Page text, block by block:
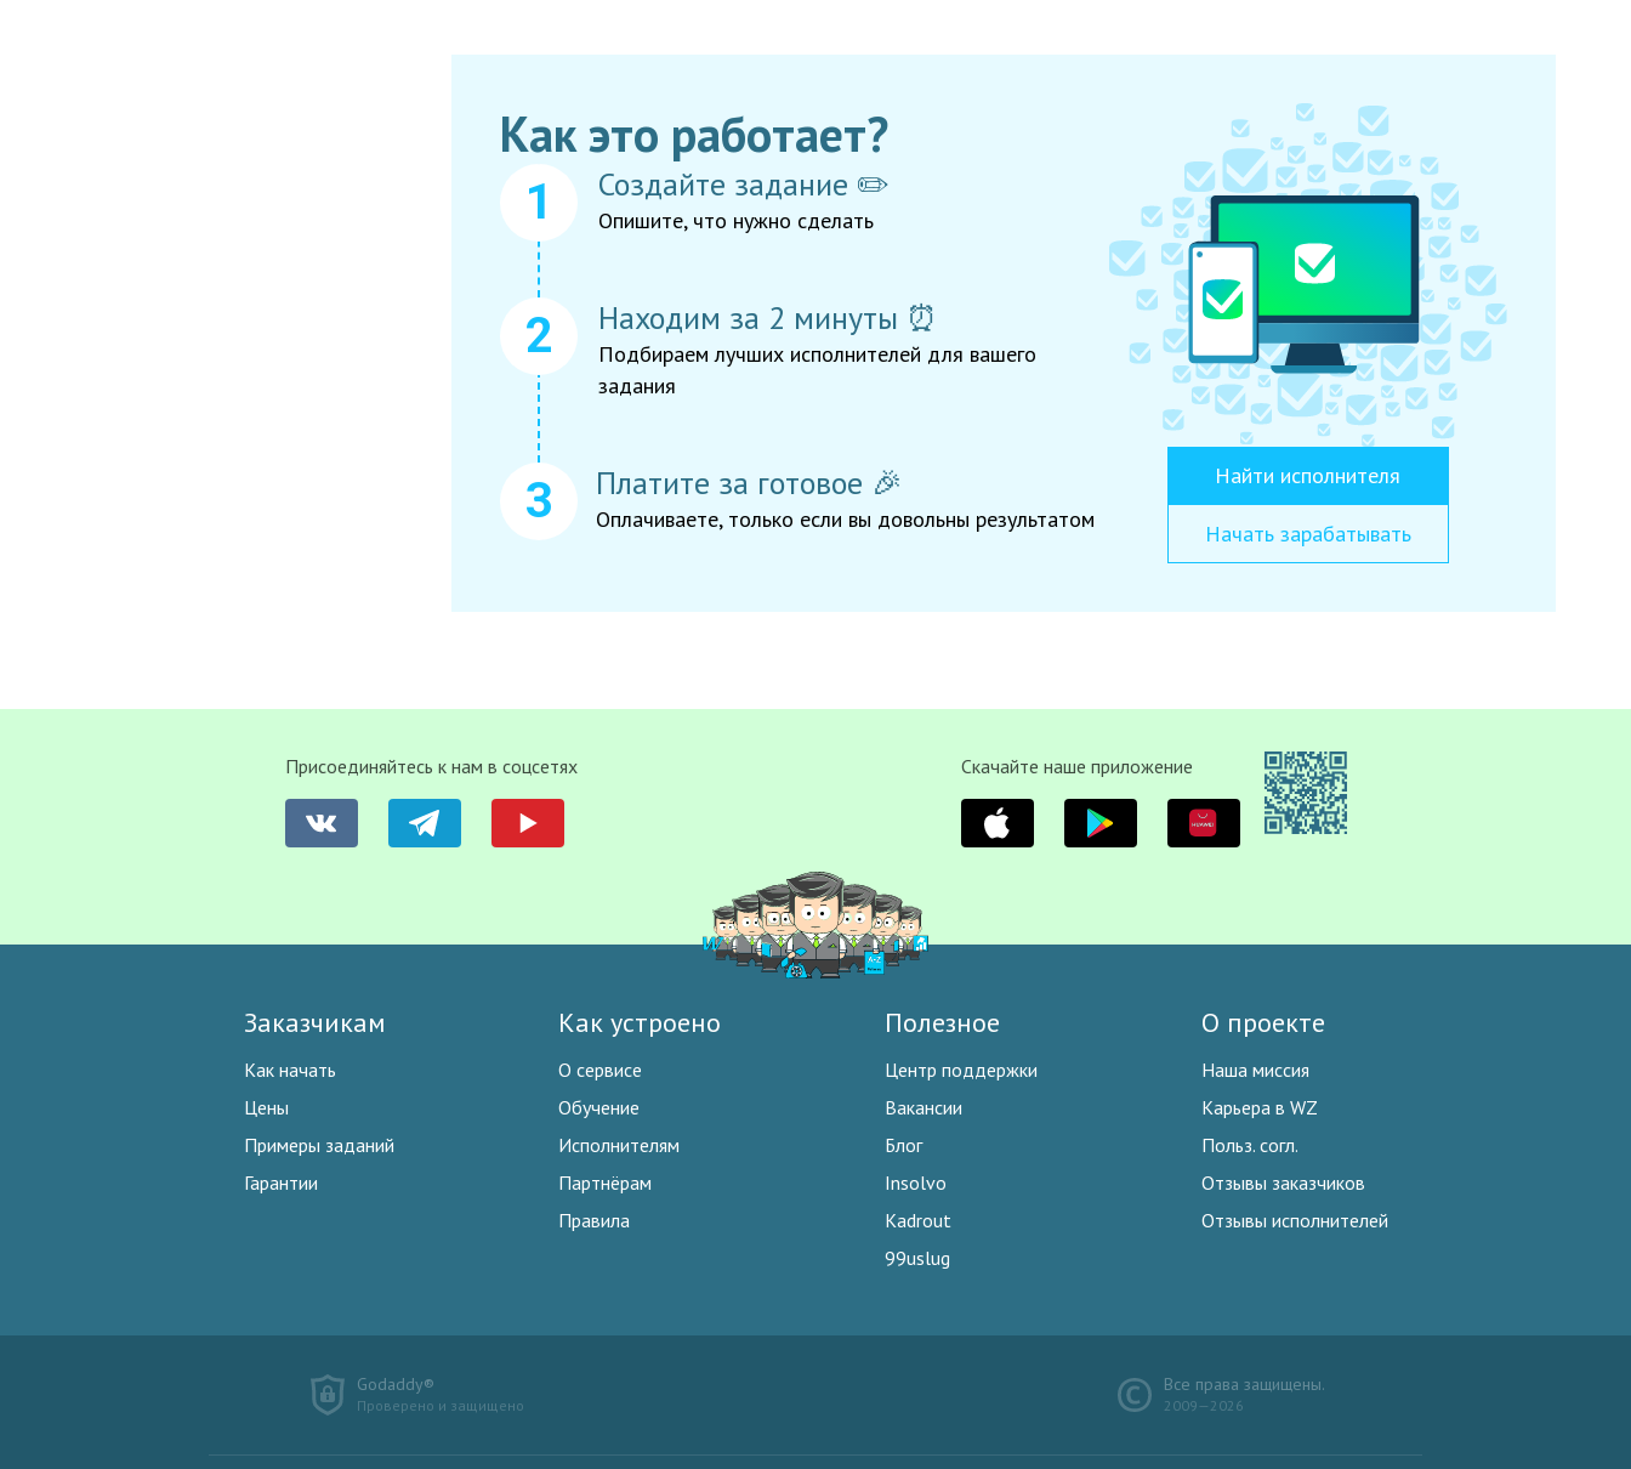
Как это работает?
Создайте задание ✏️
Опишите, что нужно сделать
Находим за 2 минуты ⏰
Подбираем лучших исполнителей для вашего
задания
Платите за готовое 🎉
Оплачиваете, только если вы довольны результатом
Найти исполнителя
Начать зарабатывать
Присоединяйтесь к нам в соцсетях Скачайте наше приложение
Заказчикам
Как начать
Цены
Примеры заданий
Гарантии
Как устроено
О сервисе
Обучение
Исполнителям
Партнёрам
Правила
Полезное
Центр поддержки
Вакансии
Блог
Insolvo
Kadrout
99uslug
О проекте
Наша миссия
Карьера в WZ
Польз. согл.
Отзывы заказчиков
Отзывы исполнителей
Godaddy®
Проверено и защищено
Все права защищены.
2009—2026